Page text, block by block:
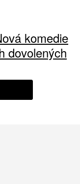
komedie
dovolených